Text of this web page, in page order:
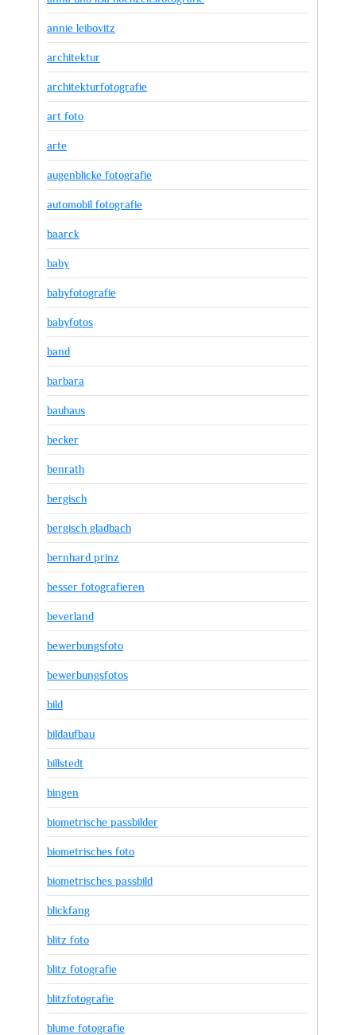
annie leibovitz
architektur
architekturfotografie
art foto
arte
augenblicke fotografie
automobil fotografie
baarck
baby
babyfotografie
babyfotos
band
barbara
bauhaus
becker
benrath
bergisch
bergisch gladbach
bernhard prinz
besser fotografieren
beverland
bewerbungsfoto
bewerbungsfotos
bild
bildaufbau
billstedt
bingen
biometrische passbilder
biometrisches foto
biometrisches passbild
blickfang
blitz foto
blitz fotografie
blitzfotografie
blume fotografie